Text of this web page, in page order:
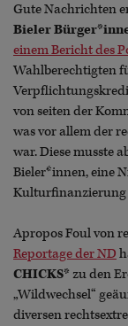
Gute Nachrichten
Bieler
einem Bericht des
Wahlberechtigten
von seiten der
was vor allem der
war. Diese musste
Bieler*innen, eine
Kulturfinanzierung
Apropos Foul von
Reportage der ND
CHICKS* zu den
„Wildwechsel“
diversen